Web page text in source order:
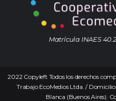
Matrícula INAES
2022 Copyleft Todos los derechos
Trabajo EcoMedios Ltda. /
Blanca (Buenos Aires).